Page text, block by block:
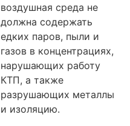
воздушная среда не
должна содержать
едких паров, пыли и
газов в концентрациях,
нарушающих работу
КТП, а также
разрушающих металлы
и изоляцию.